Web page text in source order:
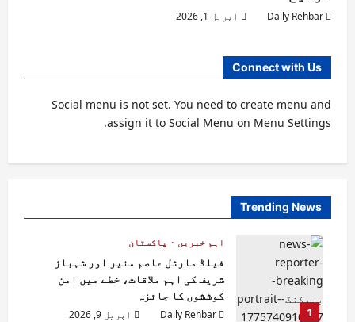
Daily Rehbar اپریل 1, 2026
Connect with Us
Social menu is not set. You need to create menu and
assign it to Social Menu on Menu Settings.
Trending News
1
اہم خبریں
پاکستان
فیلڈ مارشل عاصم منیر اور شہباز
شریف کی اہم ملاقات، خطے میں امن
کوششوں کا جائزہ
Daily Rehbar
اپریل 9, 2026